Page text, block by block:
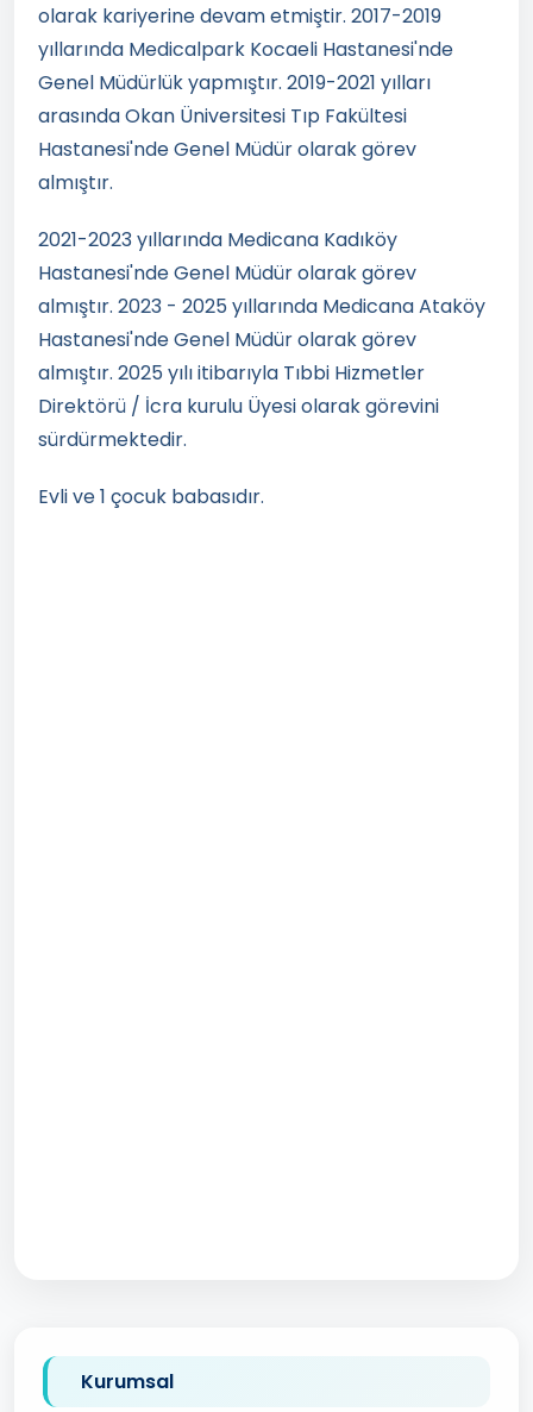
olarak kariyerine devam etmiştir. 2017-2019
yıllarında Medicalpark Kocaeli Hastanesi'nde
Genel Müdürlük yapmıştır. 2019-2021 yılları
arasında Okan Üniversitesi Tıp Fakültesi
Hastanesi'nde Genel Müdür olarak görev
almıştır.
2021-2023 yıllarında Medicana Kadıköy
Hastanesi'nde Genel Müdür olarak görev
almıştır. 2023 - 2025 yıllarında Medicana Ataköy
Hastanesi'nde Genel Müdür olarak görev
almıştır. 2025 yılı itibarıyla Tıbbi Hizmetler
Direktörü / İcra kurulu Üyesi olarak görevini
sürdürmektedir.
Evli ve 1 çocuk babasıdır.
Kurumsal